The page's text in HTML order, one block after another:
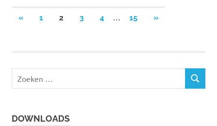
« VORIGE
1 2 3 4 15
VOLGENDE
»
e
Z
DOWNLOADS